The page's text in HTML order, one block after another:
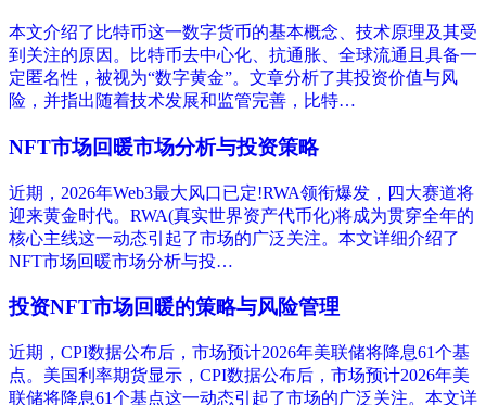
本文介绍了比特币这一数字货币的基本概念、技术原理及其受
到关注的原因。比特币去中心化、抗通胀、全球流通且具备一
定匿名性，被视为“数字黄金”。文章分析了其投资价值与风
险，并指出随着技术发展和监管完善，比特…
NFT市场回暖市场分析与投资策略
近期，2026年Web3最大风口已定!RWA领衔爆发，四大赛道将
迎来黄金时代。RWA(真实世界资产代币化)将成为贯穿全年的
核心主线这一动态引起了市场的广泛关注。本文详细介绍了
NFT市场回暖市场分析与投…
投资NFT市场回暖的策略与风险管理
近期，CPI数据公布后，市场预计2026年美联储将降息61个基
点。美国利率期货显示，CPI数据公布后，市场预计2026年美
联储将降息61个基点这一动态引起了市场的广泛关注。本文详